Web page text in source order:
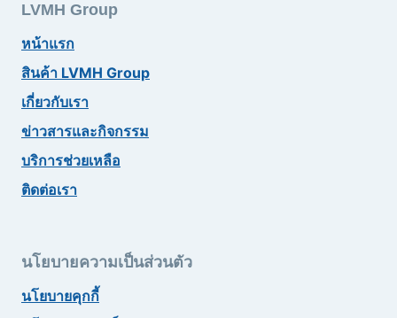
LVMH Group
หน้าแรก
สินค้า LVMH Group
เกี่ยวกับเรา
ข่าวสารและกิจกรรม
บริการช่วยเหลือ
ติดต่อเรา
นโยบายความเป็นส่วนตัว
นโยบายคุกกี้